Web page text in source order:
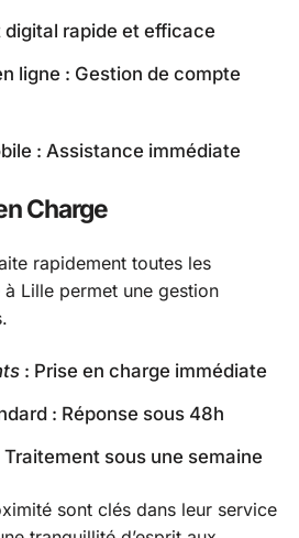
digital rapide et efficace
ligne : Gestion de compte
: Assistance immédiate
Charge
rapidement toutes les
à Lille permet une gestion
: Prise en charge immédiate
: Réponse sous 48h
sous une semaine
sont clés dans leur service